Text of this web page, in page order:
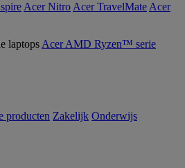
Acer Nitro Acer TravelMate Acer
Acer AMD Ryzen™ serie
producten Zakelijk Onderwijs